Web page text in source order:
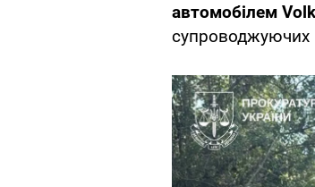
автомобілем
супроводжуючих